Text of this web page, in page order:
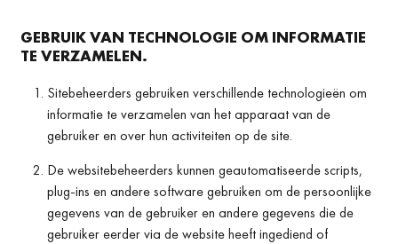
GEBRUIK VAN TECHNOLOGIE OM INFORMATIE
TE VERZAMELEN.
Sitebeheerders gebruiken verschillende technologieën om
informatie te verzamelen van het apparaat van de
gebruiker en over hun activiteiten op de site.
De websitebeheerders kunnen geautomatiseerde scripts,
plug-ins en andere software gebruiken om de persoonlijke
gegevens van de gebruiker en andere gegevens die de
gebruiker eerder via de website heeft ingediend of